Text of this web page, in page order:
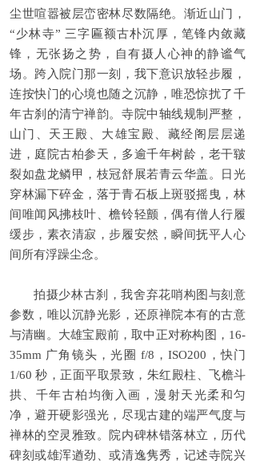
尘世喧嚣被层峦密林尽数隔绝。渐近山门，
“少林寺” 三字匾额古朴沉厚，笔锋内敛藏
锋，无张扬之势，自有摄人心神的静谧气
场。跨入院门那一刻，我下意识放轻步履，
连按快门的心境也随之沉静，唯恐惊扰了千
年古刹的清宁禅韵。寺院中轴线规制严整，
山门、天王殿、大雄宝殿、藏经阁层层递
进，庭院古柏参天，多逾千年树龄，老干皲
裂如盘龙鳞甲，枝冠舒展若青云华盖。日光
穿林漏下碎金，落于青石板上斑驳摇曳，林
间唯闻风拂枝叶、檐铃轻颤，偶有僧人行履
缓步，素衣清寂，步履安然，瞬间抚平人心
间所有浮躁尘念。
拍摄少林古刹，我舍弃花哨构图与刻意
参数，唯以沉静光影，还原禅院本有的古意
与清幽。大雄宝殿前，取中正对称构图，16-
35mm 广角镜头，光圈 f/8，ISO200，快门
1/60 秒，正面平取景致，朱红殿柱、飞檐斗
拱、千年古柏均衡入画，漫射天光柔和匀
净，避开硬影强光，尽现古建的端严气度与
禅林的空灵雅致。院内碑林错落林立，历代
碑刻或雄浑遒劲、或清逸隽秀，记述寺院兴